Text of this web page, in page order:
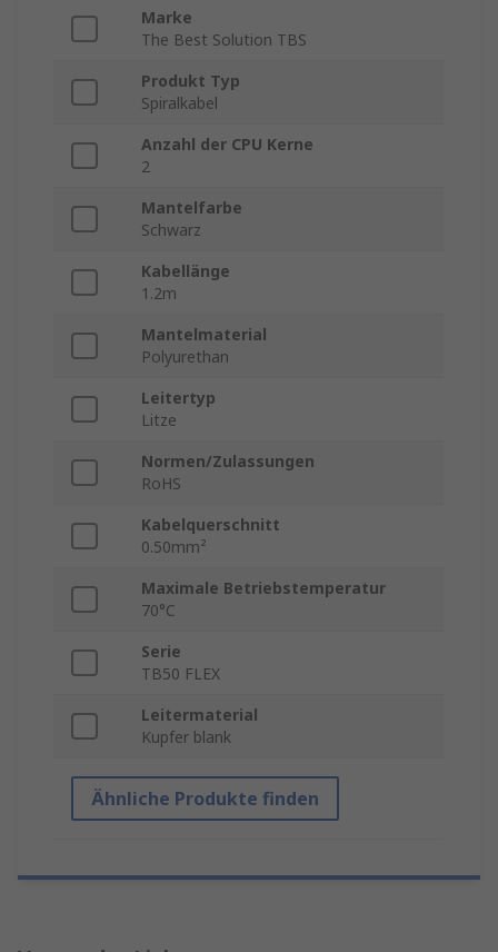
Marke
The Best Solution TBS
Produkt Typ
Spiralkabel
Anzahl der CPU Kerne
2
Mantelfarbe
Schwarz
Kabellänge
1.2m
Mantelmaterial
Polyurethan
Leitertyp
Litze
Normen/Zulassungen
RoHS
Kabelquerschnitt
0.50mm²
Maximale Betriebstemperatur
70°C
Serie
TB50 FLEX
Leitermaterial
Kupfer blank
Ähnliche Produkte finden